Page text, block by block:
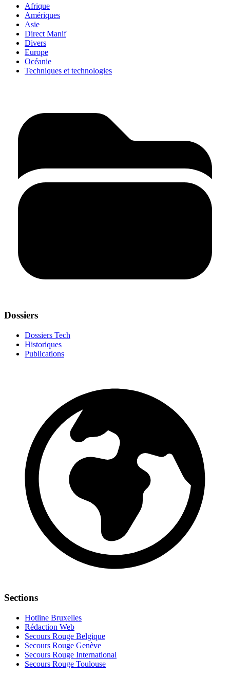
Afrique
Amériques
Asie
Direct Manif
Divers
Europe
Océanie
Techniques et technologies
Dossiers
Dossiers Tech
Historiques
Publications
Sections
Hotline Bruxelles
Rédaction Web
Secours Rouge Belgique
Secours Rouge Genève
Secours Rouge International
Secours Rouge Toulouse